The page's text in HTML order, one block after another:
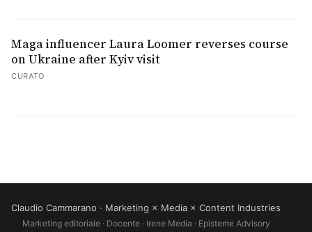
Maga influencer Laura Loomer reverses course
on Ukraine after Kyiv visit
CURATO
Claudio Cammarano · Marketing × Media × Content Industries
Marketing editoriale · Docente · Irene Media · Episteme Advisory